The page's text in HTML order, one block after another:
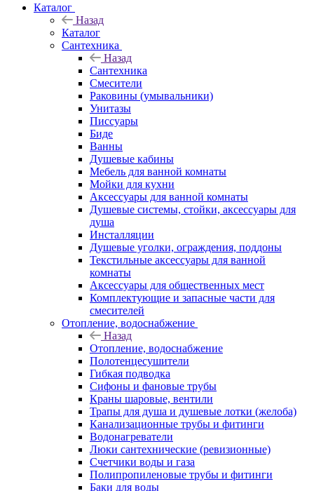
Каталог
Назад
Каталог
Сантехника
Назад
Сантехника
Смесители
Раковины (умывальники)
Унитазы
Писсуары
Биде
Ванны
Душевые кабины
Мебель для ванной комнаты
Мойки для кухни
Аксессуары для ванной комнаты
Душевые системы, стойки, аксессуары для
душа
Инсталляции
Душевые уголки, ограждения, поддоны
Текстильные аксессуары для ванной
комнаты
Аксессуары для общественных мест
Комплектующие и запасные части для
смесителей
Отопление, водоснабжение
Назад
Отопление, водоснабжение
Полотенцесушители
Гибкая подводка
Сифоны и фановые трубы
Краны шаровые, вентили
Трапы для душа и душевые лотки (желоба)
Канализационные трубы и фитинги
Водонагреватели
Люки сантехнические (ревизионные)
Счетчики воды и газа
Полипропиленовые трубы и фитинги
Баки для воды